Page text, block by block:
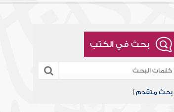
بحث في الكتب
[بحث متقدم ]